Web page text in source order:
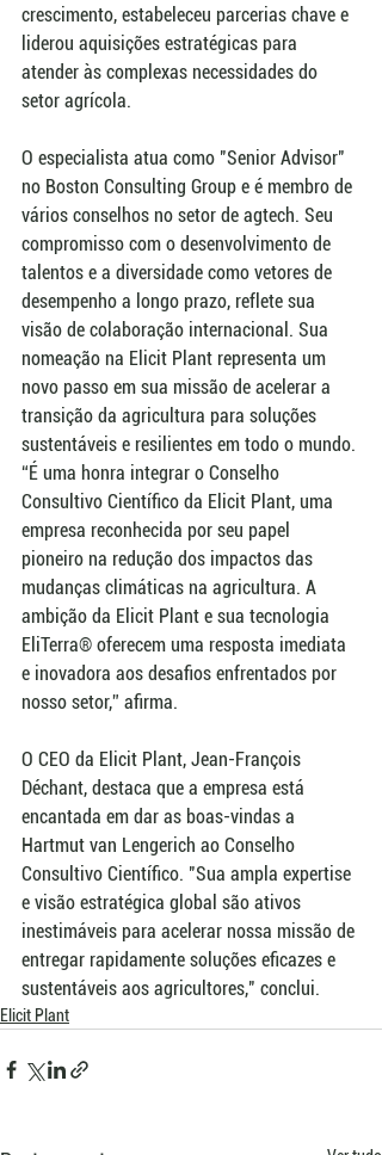
crescimento, estabeleceu parcerias chave e
liderou aquisições estratégicas para
atender às complexas necessidades do
setor agrícola.
O especialista atua como "Senior Advisor"
no Boston Consulting Group e é membro de
vários conselhos no setor de agtech. Seu
compromisso com o desenvolvimento de
talentos e a diversidade como vetores de
desempenho a longo prazo, reflete sua
visão de colaboração internacional. Sua
nomeação na Elicit Plant representa um
novo passo em sua missão de acelerar a
transição da agricultura para soluções
sustentáveis e resilientes em todo o mundo.
“É uma honra integrar o Conselho
Consultivo Científico da Elicit Plant, uma
empresa reconhecida por seu papel
pioneiro na redução dos impactos das
mudanças climáticas na agricultura. A
ambição da Elicit Plant e sua tecnologia
EliTerra® oferecem uma resposta imediata
e inovadora aos desafios enfrentados por
nosso setor,” afirma.
O CEO da Elicit Plant, Jean-François
Déchant, destaca que a empresa está
encantada em dar as boas-vindas a
Hartmut van Lengerich ao Conselho
Consultivo Científico. "Sua ampla expertise
e visão estratégica global são ativos
inestimáveis para acelerar nossa missão de
entregar rapidamente soluções eficazes e
sustentáveis aos agricultores," conclui.
Elicit Plant